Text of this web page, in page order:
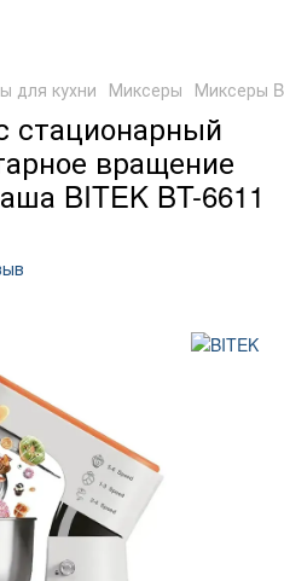
для кухни Миксеры Миксеры
стационарный
вращение
BITEK BT-6611